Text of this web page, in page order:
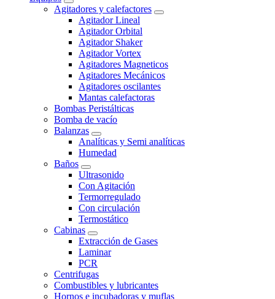
Agitadores y calefactores
Agitador Lineal
Agitador Orbital
Agitador Shaker
Agitador Vortex
Agitadores Magneticos
Agitadores Mecánicos
Agitadores oscilantes
Mantas calefactoras
Bombas Peristálticas
Bomba de vacío
Balanzas
Analíticas y Semi analíticas
Humedad
Baños
Ultrasonido
Con Agitación
Termorregulado
Con circulación
Termostático
Cabinas
Extracción de Gases
Laminar
PCR
Centrifugas
Combustibles y lubricantes
Hornos e incubadoras y muflas